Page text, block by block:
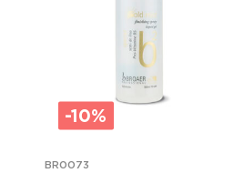
BR0073
-10%